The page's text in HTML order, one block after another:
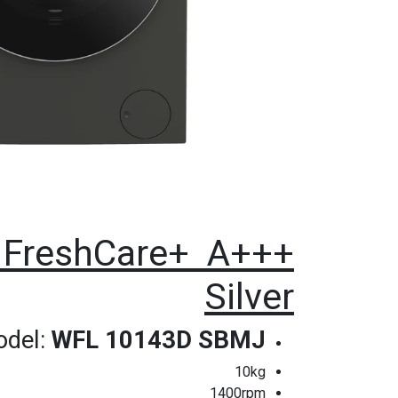
A+++
Silver
WFL 10143D SBMJ
10kg
1400rpm